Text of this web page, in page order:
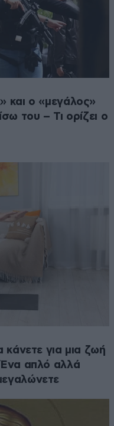
και ο «μεγάλος»
του – Τι ορίζει ο
κάνετε για μια ζωή
Ένα απλό αλλά